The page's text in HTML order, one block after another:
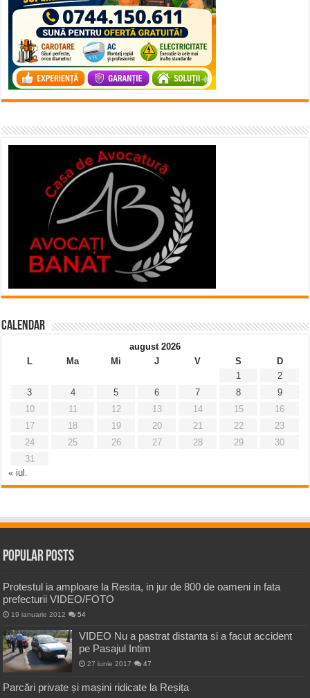
Calendar
august 2026
L
Ma Mi J V S
D
1
2
3
4 5 6 7 8
9
10
11 12 13 14 15
16
17
18 19 20 21 22
23
24
25 26 27 28 29
30
31
« iul.
Popular Posts
Protestul ia amploare la Resita, in jur de 800 de oameni in fata
prefecturii VIDEO/FOTO
19 ianuarie 2012 54
VIDEO Nu a pastrat distanta si a facut accident
pe Pasajul Intim
27 iunie 2017 47
Parcări private și mașini ridicate la Reșița